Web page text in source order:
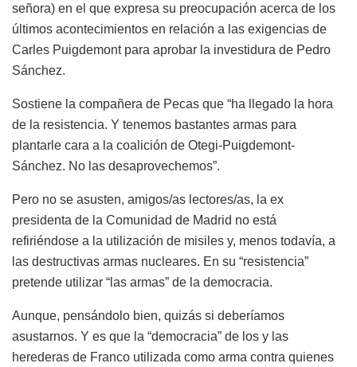
señora) en el que expresa su preocupación acerca de los
últimos acontecimientos en relación a las exigencias de
Carles Puigdemont para aprobar la investidura de Pedro
Sánchez.
Sostiene la compañera de Pecas que “ha llegado la hora
de la resistencia. Y tenemos bastantes armas para
plantarle cara a la coalición de Otegi-Puigdemont-
Sánchez. No las desaprovechemos”.
Pero no se asusten, amigos/as lectores/as, la ex
presidenta de la Comunidad de Madrid no está
refiriéndose a la utilización de misiles y, menos todavía, a
las destructivas armas nucleares. En su “resistencia”
pretende utilizar “las armas” de la democracia.
Aunque, pensándolo bien, quizás si deberíamos
asustarnos. Y es que la “democracia” de los y las
herederas de Franco utilizada como arma contra quienes